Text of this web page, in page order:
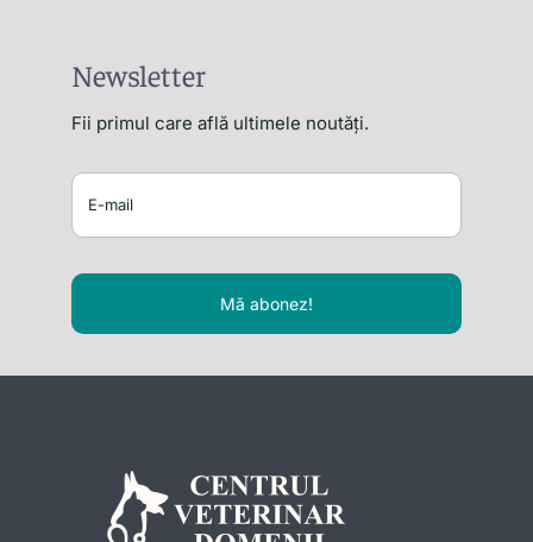
Newsletter
Fii primul care află ultimele noutăți.
Mă abonez!